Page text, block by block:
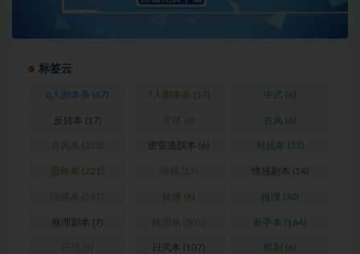
标签云
6人剧本杀 (67) 7人剧本杀 (17) 中式 (6)
反转本 (17) 古风 (6)
密室逃脱本 (6) 对抗本 (33)
恐怖本 (221) 情感剧本 (14)
惊悚 (8) 推理 (30)
推理剧本 (7) 新手本 (164)
日式本 (107) 机制 (6)